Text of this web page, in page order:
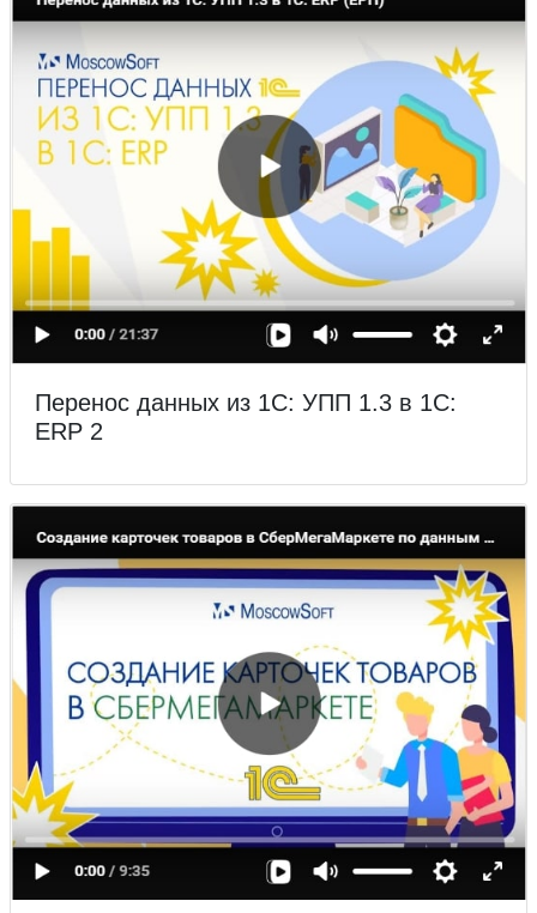
Перенос данных из 1С: УПП 1.3 в 1С:
ERP 2